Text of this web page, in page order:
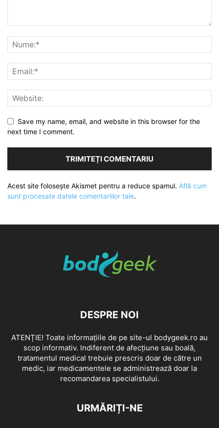
Save my name, email, and website in this browser for the
next time I comment.
Acest site folosește Akismet pentru a reduce spamul. Află cum
sunt procesate datele comentariilor tale.
DESPRE NOI
ATENȚIE! Toate informațiile de pe site-ul bodygeek.ro au
scop informativ. Indiferent de afecțiune sau boală,
tratamentul medical trebuie prescris doar de către un
medic, iar medicamentele se administrează doar la
recomandarea specialistului.
URMĂRIȚI-NE